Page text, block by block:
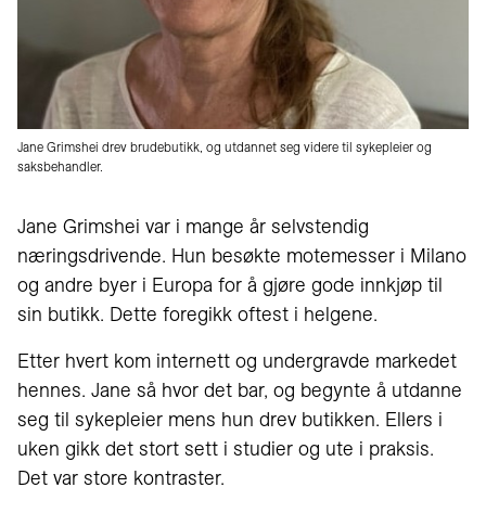
Jane Grimshei drev brudebutikk, og utdannet seg videre til sykepleier og
saksbehandler.
Jane Grimshei var i mange år selvstendig
næringsdrivende. Hun besøkte motemesser i Milano
og andre byer i Europa for å gjøre gode innkjøp til
sin butikk. Dette foregikk oftest i helgene.
Etter hvert kom internett og undergravde markedet
hennes. Jane så hvor det bar, og begynte å utdanne
seg til sykepleier mens hun drev butikken. Ellers i
uken gikk det stort sett i studier og ute i praksis.
Det var store kontraster.